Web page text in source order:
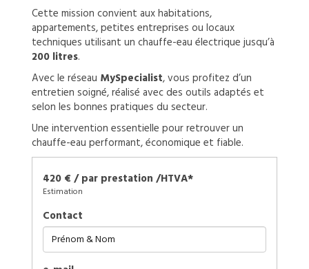
Cette mission convient aux habitations,
appartements, petites entreprises ou locaux
techniques utilisant un chauffe-eau électrique jusqu’à
200 litres.
Avec le réseau MySpecialist, vous profitez d’un
entretien soigné, réalisé avec des outils adaptés et
selon les bonnes pratiques du secteur.
Une intervention essentielle pour retrouver un
chauffe-eau performant, économique et fiable.
420 € / par prestation /HTVA*
Estimation
Contact